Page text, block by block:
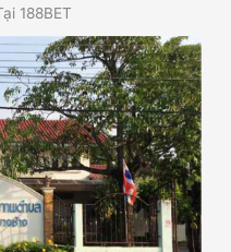
188BET